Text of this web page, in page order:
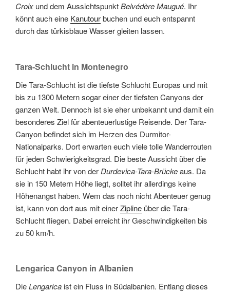
Croix und dem AussichtspunktBelvédère Maugué. Ihr
könnt auch eine Kanutourbuchen und euch entspannt
durch das türkisblaue Wasser gleiten lassen.
Tara-Schlucht in Montenegro
Die Tara-Schlucht ist die tiefste Schlucht Europas und mit
bis zu 1300 Metern sogar einer der tiefsten Canyons der
ganzen Welt. Dennoch ist sie eher unbekannt und damit ein
besonderes Ziel für abenteuerlustige Reisende. Der Tara-
Canyon befindet sich im Herzen des Durmitor-
Nationalparks. Dort erwarten euch viele tolle Wanderrouten
für jeden Schwierigkeitsgrad. Die beste Aussicht über die
Schlucht habt ihr von der Durdevica-Tara-Brückeaus. Da
sie in 150 Metern Höhe liegt, solltet ihr allerdings keine
Höhenangst haben. Wem das noch nicht Abenteuer genug
ist, kann von dort aus mit einerZipline über die Tara-
Schlucht fliegen. Dabei erreicht ihr Geschwindigkeiten bis
zu 50 km/h.
Lengarica Canyon in Albanien
DieLengarica ist ein Fluss in Südalbanien. Entlang dieses